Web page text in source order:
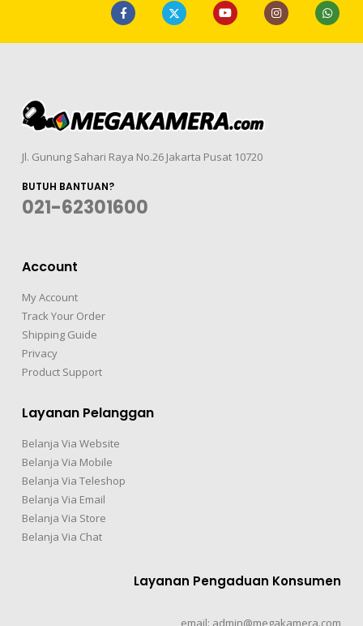
Jl. Gunung Sahari Raya No.26 Jakarta Pusat 10720
BUTUH BANTUAN?
021-62301600
Account
My Account
Track Your Order
Shipping Guide
Privacy
Product Support
Layanan Pelanggan
Belanja Via Website
Belanja Via Mobile
Belanja Via Teleshop
Belanja Via Email
Belanja Via Store
Belanja Via Chat
Layanan Pengaduan Konsumen
email: admin@megakamera.com